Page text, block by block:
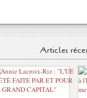
Articles